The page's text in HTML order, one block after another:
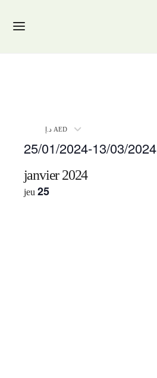
د.إ AED
25/01/2024-13/03/2024
UNE
DATE.
janvier 2024
jeu 25